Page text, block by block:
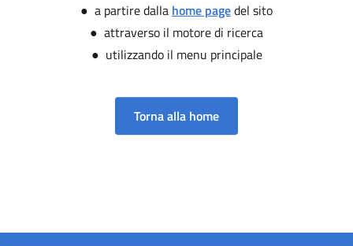
● a partire dalla home pagedel sito
● attraverso il motore di ricerca
● utilizzando il menu principale
Torna alla home